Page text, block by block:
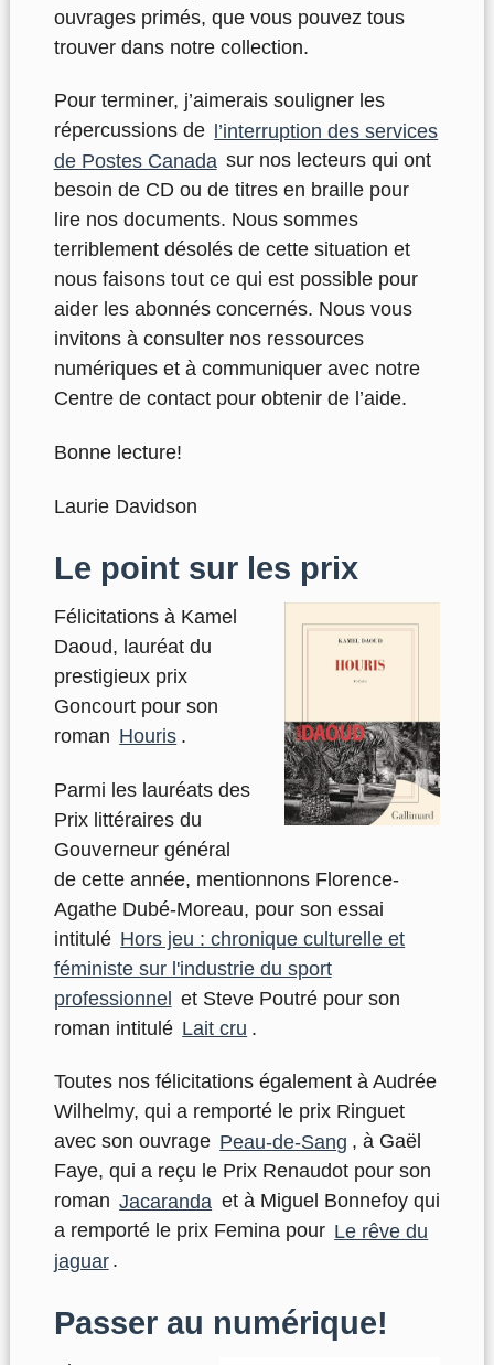
ouvrages primés, que vous pouvez tous
trouver dans notre collection.
Pour terminer, j’aimerais souligner les
répercussions de l’interruption des services
de Postes Canada sur nos lecteurs qui ont
besoin de CD ou de titres en braille pour
lire nos documents. Nous sommes
terriblement désolés de cette situation et
nous faisons tout ce qui est possible pour
aider les abonnés concernés. Nous vous
invitons à consulter nos ressources
numériques et à communiquer avec notre
Centre de contact pour obtenir de l’aide.
Bonne lecture!
Laurie Davidson
Le point sur les prix
Félicitations à Kamel
Daoud, lauréat du
prestigieux prix
Goncourt pour son
roman Houris .
Parmi les lauréats des
Prix littéraires du
Gouverneur général
de cette année, mentionnons Florence-
Agathe Dubé-Moreau, pour son essai
intitulé Hors jeu : chronique culturelle et
féministe sur l'industrie du sport
professionnel et Steve Poutré pour son
roman intitulé Lait cru .
Toutes nos félicitations également à Audrée
Wilhelmy, qui a remporté le prix Ringuet
avec son ouvrage Peau-de-Sang , à Gaël
Faye, qui a reçu le Prix Renaudot pour son
roman Jacaranda et à Miguel Bonnefoy qui
a remporté le prix Femina pour Le rêve du
jaguar .
Passer au numérique!